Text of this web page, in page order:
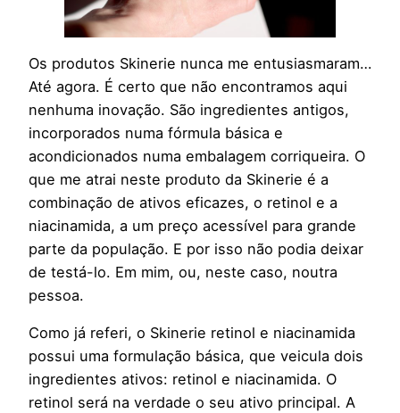
Os produtos Skinerie nunca me entusiasmaram…
Até agora. É certo que não encontramos aqui
nenhuma inovação. São ingredientes antigos,
incorporados numa fórmula básica e
acondicionados numa embalagem corriqueira. O
que me atrai neste produto da Skinerie é a
combinação de ativos eficazes, o retinol e a
niacinamida, a um preço acessível para grande
parte da população. E por isso não podia deixar
de testá-lo. Em mim, ou, neste caso, noutra
pessoa.
Como já referi, o Skinerie retinol e niacinamida
possui uma formulação básica, que veicula dois
ingredientes ativos: retinol e niacinamida. O
retinol será na verdade o seu ativo principal. A